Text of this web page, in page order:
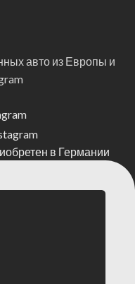
авто из Европы и
в Германии